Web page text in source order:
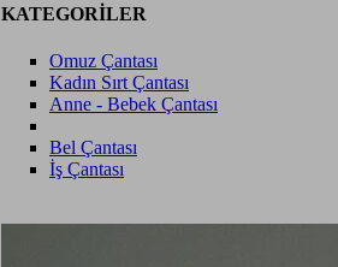
KATEGORİLER
Omuz Çantası
Kadın Sırt Çantası
Anne - Bebek Çantası
Bel Çantası
İş Çantası